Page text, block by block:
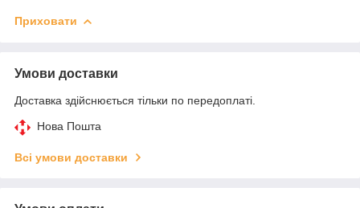
Приховати
Умови доставки
Доставка здійснюється тільки по передоплаті.
Нова Пошта
Всі умови доставки